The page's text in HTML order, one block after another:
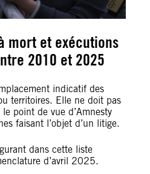
mort et exécutions
2010 et 2025
indicatif des
territoires. Elle ne doit pas
point de vue d’Amnesty
faisant l’objet d’un litige.
dans cette liste
d’avril 2025.